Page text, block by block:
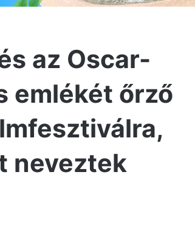
az Oscar-
emlékét őrző
neveztek